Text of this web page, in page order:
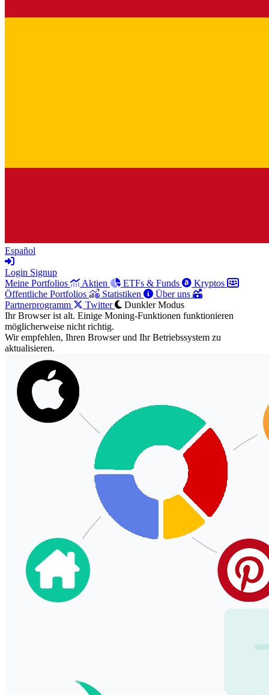
Español
Login Signup
Meine Portfolios
Aktien ETFs & Funds
Kryptos
Öffentliche Portfolios
Statistiken
Über uns
Partnerprogramm
Twitter
Dunkler Modus
Ihr Browser ist alt. Einige Moning-Funktionen funktionieren
möglicherweise nicht richtig.
Wir empfehlen, Ihren Browser und Ihr Betriebssystem zu
aktualisieren.